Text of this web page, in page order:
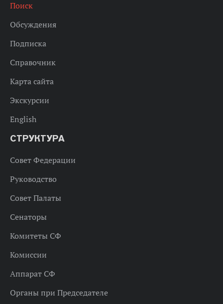
Поиск
Обсуждения
Подписка
Справочник
Карта сайта
Экскурсии
English
СТРУКТУРА
Совет Федерации
Руководство
Совет Палаты
Сенаторы
Комитеты СФ
Комиссии
Аппарат СФ
Органы при Председателе